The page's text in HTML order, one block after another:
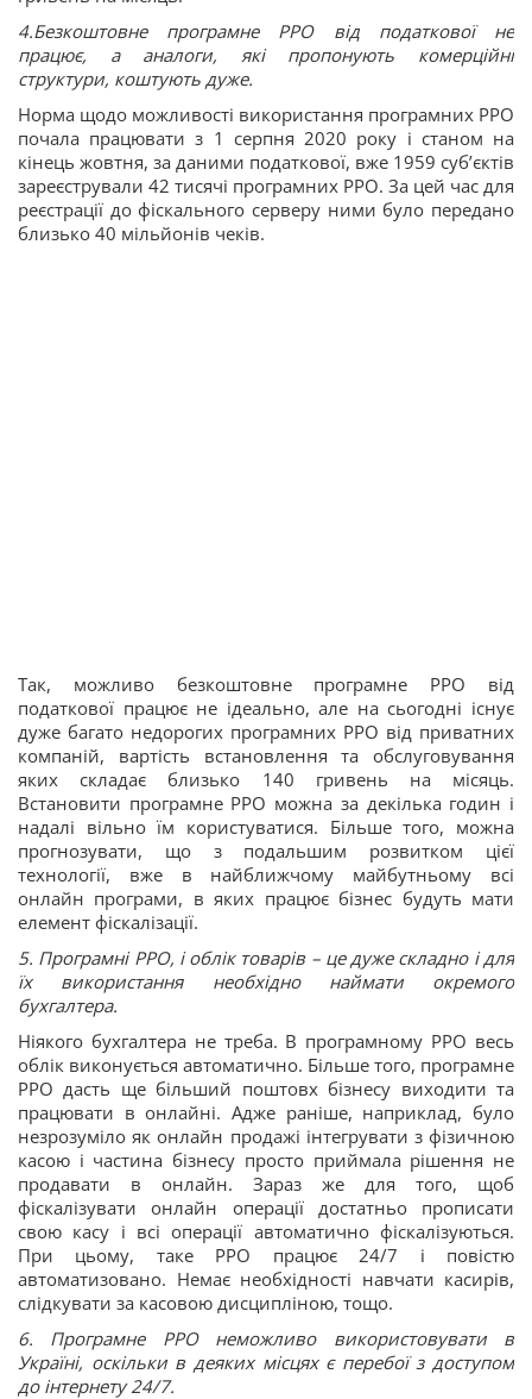
4.Безкоштовне програмне РРО від податкової не
працює, а аналоги, які пропонують комерційні
структури, коштують дуже.
Норма щодо можливості використання програмних РРО
почала працювати з 1 серпня 2020 року і станом на
кінець жовтня, за даними податкової, вже 1959 суб’єктів
зареєстрували 42 тисячі програмних РРО. За цей час для
реєстрації до фіскального серверу ними було передано
близько 40 мільйонів чеків.
Так, можливо безкоштовне програмне РРО від
податкової працює не ідеально, але на сьогодні існує
дуже багато недорогих програмних РРО від приватних
компаній, вартість встановлення та обслуговування
яких складає близько 140 гривень на місяць.
Встановити програмне РРО можна за декілька годин і
надалі вільно їм користуватися. Більше того, можна
прогнозувати, що з подальшим розвитком цієї
технології, вже в найближчому майбутньому всі
онлайн програми, в яких працює бізнес будуть мати
елемент фіскалізації.
5. Програмні РРО, і облік товарів – це дуже складно і для
їх використання необхідно наймати окремого
бухгалтера.
Ніякого бухгалтера не треба. В програмному РРО весь
облік виконується автоматично. Більше того, програмне
РРО дасть ще більший поштовх бізнесу виходити та
працювати в онлайні. Адже раніше, наприклад, було
незрозуміло як онлайн продажі інтегрувати з фізичною
касою і частина бізнесу просто приймала рішення не
продавати в онлайн. Зараз же для того, щоб
фіскалізувати онлайн операції достатньо прописати
свою касу і всі операції автоматично фіскалізуються.
При цьому, таке РРО працює 24/7 і повістю
автоматизовано. Немає необхідності навчати касирів,
слідкувати за касовою дисципліною, тощо.
6. Програмне РРО неможливо використовувати в
Україні, оскільки в деяких місцях є перебої з доступом
до інтернету 24/7.